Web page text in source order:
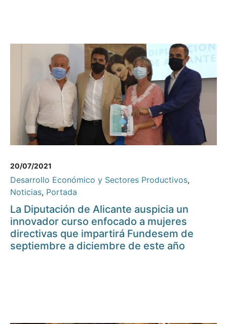
20/07/2021
Desarrollo Económico y Sectores Productivos,
Noticias, Portada
La Diputación de Alicante auspicia un
innovador curso enfocado a mujeres
directivas que impartirá Fundesem de
septiembre a diciembre de este año